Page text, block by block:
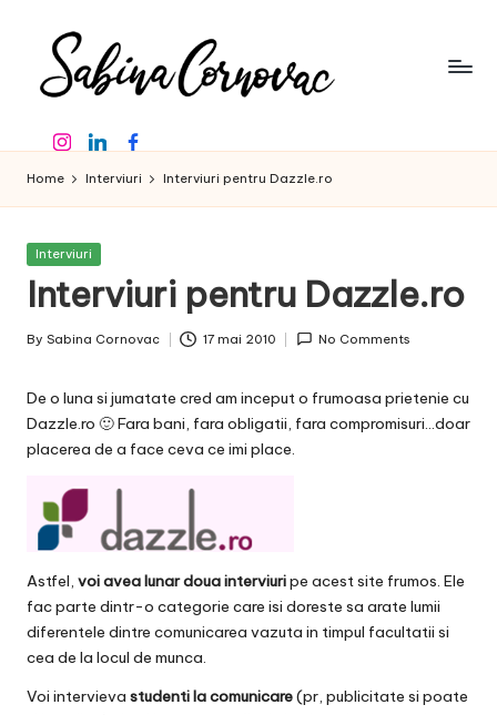
content
a
b
in
a
C
o
r
n
o
v
a
c
O
nl
in
creator
de
16
InstagramLinkedinFacebook
Home Interviuri Interviuri pentru Dazzle.ro
Posted
Interviuri
Interviuri pentru Dazzle.ro
Posted
By Sabina Cornovac 17 mai 2010 No Comments
De o luna si jumatate cred am inceput o frumoasa prietenie cu
Dazzle.ro 🙂 Fara bani, fara obligatii, fara compromisuri…doar
placerea de a face ceva ce imi place.
Astfel, voi avea lunar doua interviuripe acest site frumos. Ele
fac parte dintr-o categorie care isi doreste sa arate lumii
diferentele dintre comunicarea vazuta in timpul facultatii si
cea de la locul de munca.
Voi intervieva studenti la comunicare(pr, publicitate si poate